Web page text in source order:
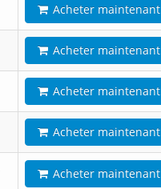
Acheter maintenant
Acheter maintenant
Acheter maintenant
Acheter maintenant
Acheter maintenant